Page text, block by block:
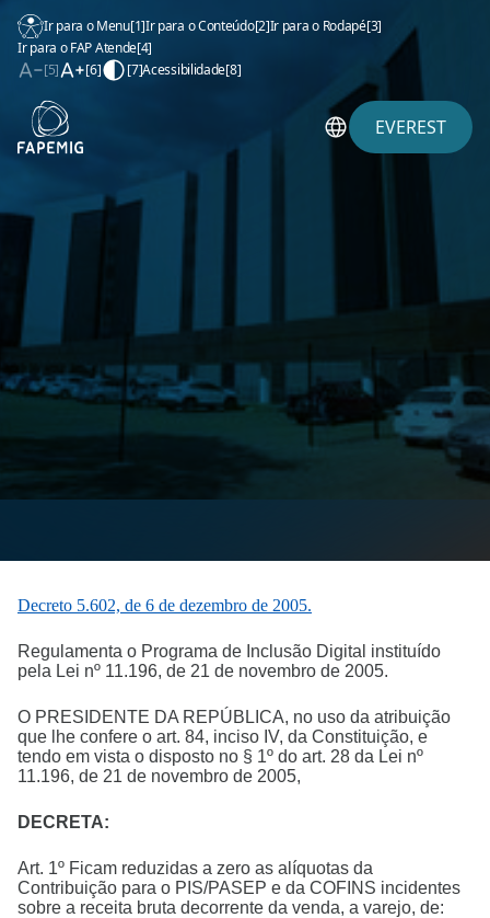
Ir para o Menu[1]Ir para o Conteúdo[2]Ir para o Rodapé[3]
Ir para o FAP Atende[4]
[5]
[6] [7]Acessibilidade[8]
EVEREST
Decreto 5.602, de 6 de dezembro de 2005.
Regulamenta o Programa de Inclusão Digital instituído
pela Lei nº 11.196, de 21 de novembro de 2005.
O PRESIDENTE DA REPÚBLICA, no uso da atribuição
que lhe confere o art. 84, inciso IV, da Constituição, e
tendo em vista o disposto no § 1º do art. 28 da Lei nº
11.196, de 21 de novembro de 2005,
DECRETA:
Art. 1º Ficam reduzidas a zero as alíquotas da
Contribuição para o PIS/PASEP e da COFINS incidentes
sobre a receita bruta decorrente da venda, a varejo, de: